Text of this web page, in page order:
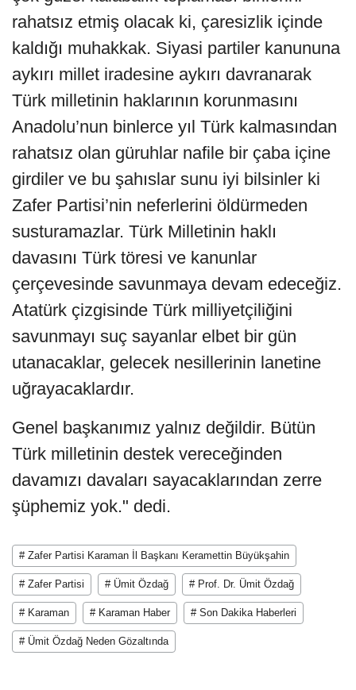
rahatsız etmiş olacak ki, çaresizlik içinde
kaldığı muhakkak. Siyasi partiler kanununa
aykırı millet iradesine aykırı davranarak
Türk milletinin haklarının korunmasını
Anadolu’nun binlerce yıl Türk kalmasından
rahatsız olan güruhlar nafile bir çaba içine
girdiler ve bu şahıslar sunu iyi bilsinler ki
Zafer Partisi’nin neferlerini öldürmeden
susturamazlar. Türk Milletinin haklı
davasını Türk töresi ve kanunlar
çerçevesinde savunmaya devam edeceğiz.
Atatürk çizgisinde Türk milliyetçiliğini
savunmayı suç sayanlar elbet bir gün
utanacaklar, gelecek nesillerinin lanetine
uğrayacaklardır.
Genel başkanımız yalnız değildir. Bütün
Türk milletinin destek vereceğinden
davamızı davaları sayacaklarından zerre
şüphemiz yok." dedi.
# Zafer Partisi Karaman İl Başkanı Keramettin Büyükşahin
# Zafer Partisi # Ümit Özdağ # Prof. Dr. Ümit Özdağ
# Karaman # Karaman Haber # Son Dakika Haberleri
# Ümit Özdağ Neden Gözaltında